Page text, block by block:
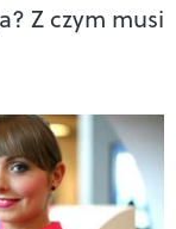
Z czym musi